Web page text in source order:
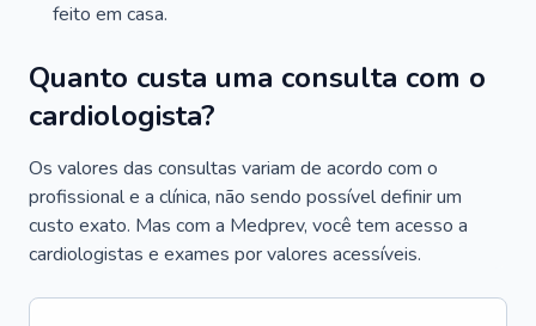
feito em casa.
Quanto custa uma consulta com o
cardiologista?
Os valores das consultas variam de acordo com o
profissional e a clínica, não sendo possível definir um
custo exato. Mas com a Medprev, você tem acesso a
cardiologistas e exames por valores acessíveis.